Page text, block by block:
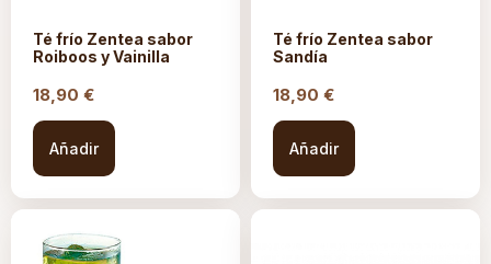
Té frío Zentea sabor
Roiboos y Vainilla
18,90 €
Añadir
Té frío Zentea sabor
Sandía
18,90 €
Añadir